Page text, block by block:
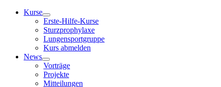
Kurse
Erste-Hilfe-Kurse
Sturzprophylaxe
Lungensportgruppe
Kurs abmelden
News
Vorträge
Projekte
Mitteilungen